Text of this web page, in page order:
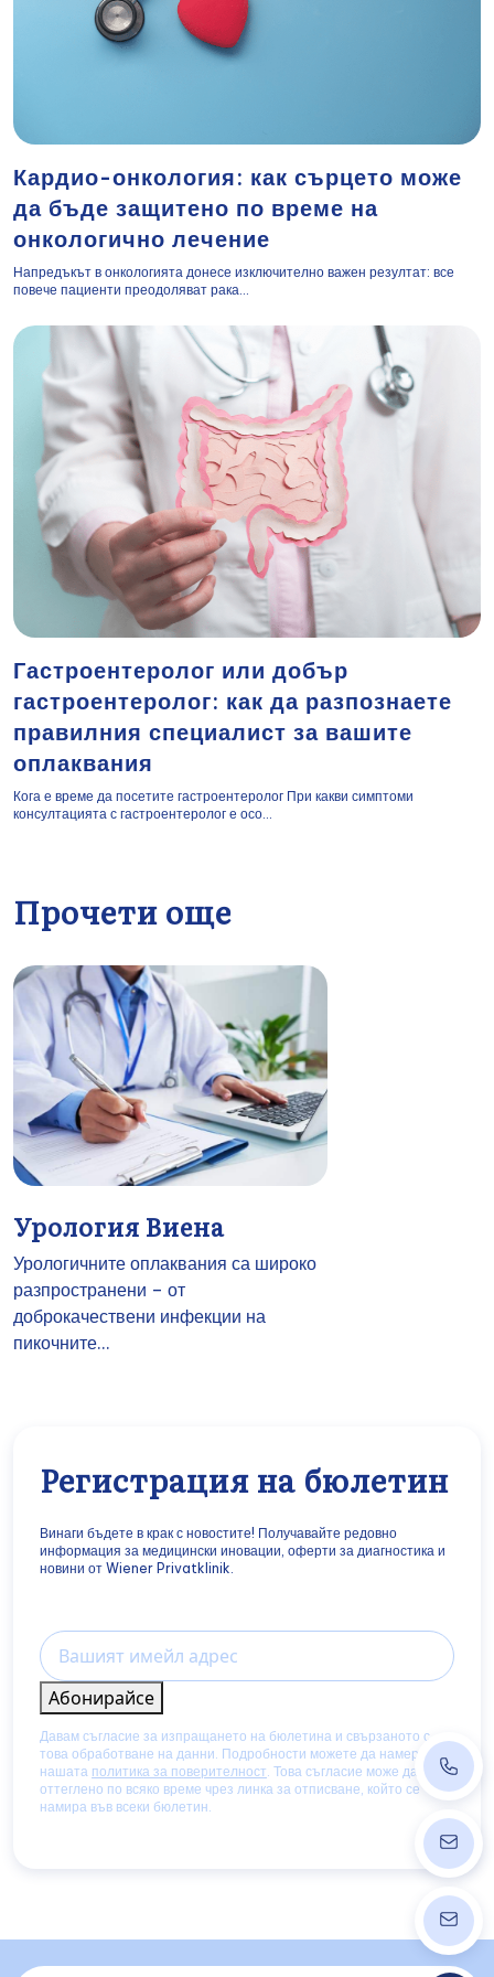
Кардио-онкология: как сърцето може
да бъде защитено по време на
онкологично лечение
Напредъкът в онкологията донесе изключително важен резултат: все
повече пациенти преодоляват рака...
Гастроентеролог или добър
гастроентеролог: как да разпознаете
правилния специалист за вашите
оплаквания
Кога е време да посетите гастроентеролог При какви симптоми
консултацията с гастроентеролог е осо...
Прочети още
Урология Виена
Урологичните оплаквания са широко
разпространени – от
доброкачествени инфекции на
пикочните...
Регистрация на бюлетин
Винаги бъдете в крак с новостите! Получавайте редовно
информация за медицински иновации, оферти за диагностика и
новини от Wiener Privatklinik.
Email
Абонирайсе
Давам съгласие за изпращането на бюлетина и свързаното с
това обработване на данни. Подробности можете да намерите в
нашата политика за поверителност. Това съгласие може да бъде
оттеглено по всяко време чрез линка за отписване, който се
намира във всеки бюлетин.
+43